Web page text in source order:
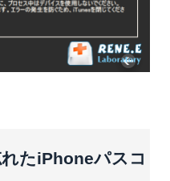
たiPhoneパスコ